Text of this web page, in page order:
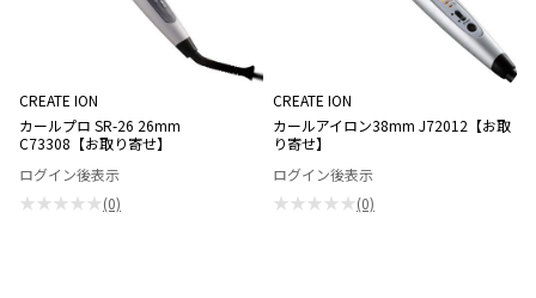
CREATE ION
カールプロ SR-26 26mm
C73308【お取り寄せ】
ログイン後表示
★★★★★(0)
CREATE ION
カールアイロン38mm J72012【お取
り寄せ】
ログイン後表示
★★★★★(0)